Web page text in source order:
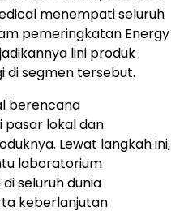
menempati seluruh
pemeringkatan Energy
lini produk
di segmen tersebut.
berencana
pasar lokal dan
Lewat langkah ini,
laboratorium
seluruh dunia
keberlanjutan